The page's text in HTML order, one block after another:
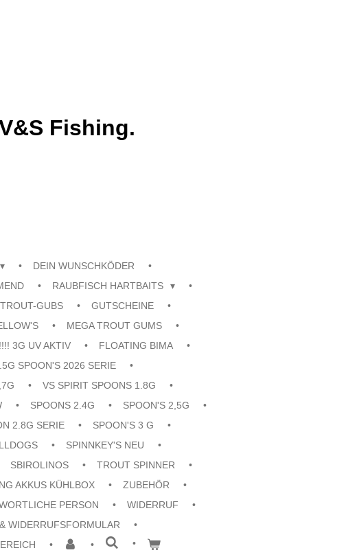
Fishing.
DEIN WUNSCHKÖDER
RAUBFISCH HARTBAITS
TROUT-GUBS
GUTSCHEINE
MEGA TROUT GUMS
3G UV AKTIV
FLOATING BIMA
SPOON'S 2026 SERIE
VS SPIRIT SPOONS 1.8G
SPOONS 2.4G
SPOON'S 2,5G
2.8G SERIE
SPOON'S 3 G
SPINNKEY'S NEU
SBIROLINOS
TROUT SPINNER
AKKUS KÜHLBOX
ZUBEHÖR
PERSON
WIDERRUF
WIDERRUFSFORMULAR